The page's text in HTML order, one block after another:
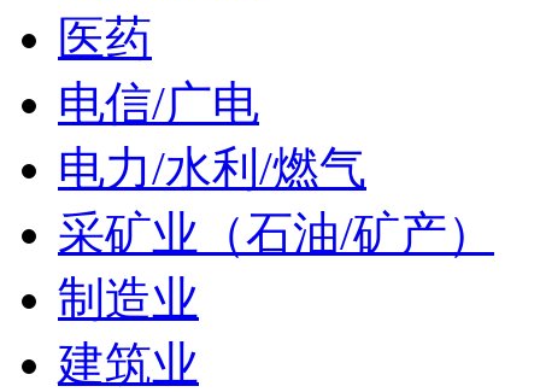
医药
电信/广电
电力/水利/燃气
采矿业（石油/矿产）
制造业
建筑业